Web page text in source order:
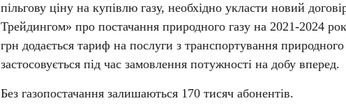
пільгову ціну на купівлю газу, необхідно укласти новий
Трейдингом» про постачання природного газу на 2021-2024
грн додається тариф на послуги з транспортування
застосовується під час замовлення потужності на добу вперед.
Без газопостачання залишаються 170 тисяч абонентів.